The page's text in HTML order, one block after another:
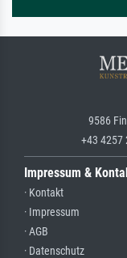
9586
+43 4257
Impressum &
· Kontakt
· Impressum
· AGB
· Datenschutz